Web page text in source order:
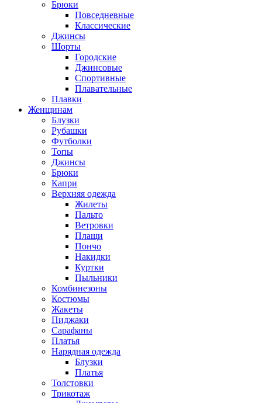
Брюки
Повседневные
Классические
Джинсы
Шорты
Городские
Джинсовые
Спортивные
Плавательные
Плавки
Женщинам
Блузки
Рубашки
Футболки
Топы
Джинсы
Брюки
Капри
Верхняя одежда
Жилеты
Пальто
Ветровки
Плащи
Пончо
Накидки
Куртки
Пыльники
Комбинезоны
Костюмы
Жакеты
Пиджаки
Сарафаны
Платья
Нарядная одежда
Блузки
Платья
Толстовки
Трикотаж